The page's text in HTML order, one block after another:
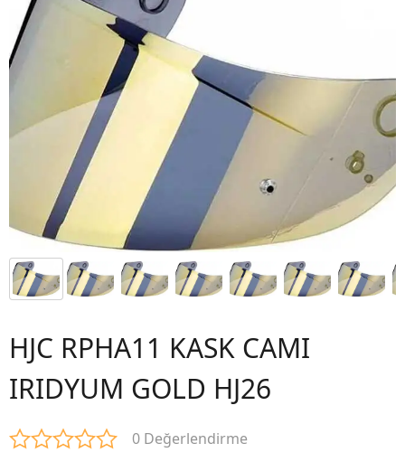
HJC RPHA11 KASK CAMI
IRIDYUM GOLD HJ26
0 Değerlendirme